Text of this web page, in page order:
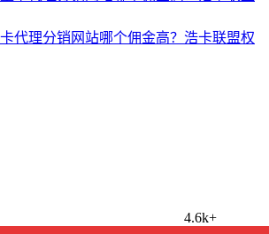
代理分销网站哪个佣金高？浩卡联盟权
4.6k+